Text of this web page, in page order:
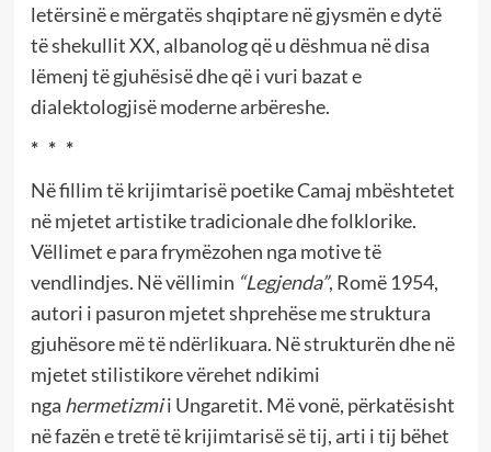
letërsinë e mërgatës shqiptare në gjysmën e dytë
të shekullit XX, albanolog që u dëshmua në disa
lëmenj të gjuhësisë dhe që i vuri bazat e
dialektologjisë moderne arbëreshe.
* * *
Në fillim të krijimtarisë poetike Camaj mbështetet
në mjetet artistike tradicionale dhe folklorike.
Vëllimet e para frymëzohen nga motive të
vendlindjes. Në vëllimin “Legjenda”, Romë 1954,
autori i pasuron mjetet shprehëse me struktura
gjuhësore më të ndërlikuara. Në strukturën dhe në
mjetet stilistikore vërehet ndikimi
nga hermetizmii Ungaretit. Më vonë, përkatësisht
në fazën e tretë të krijimtarisë së tij, arti i tij bëhet